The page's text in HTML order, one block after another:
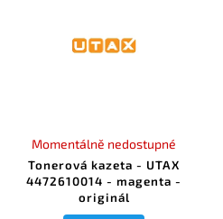
Tonerová kazeta - UTAX
4472610014 - magenta -
originál
Momentálně nedostupné